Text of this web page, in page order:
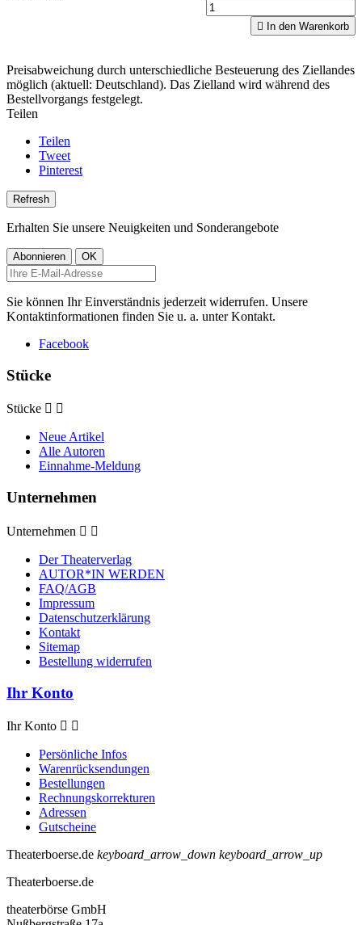
 In den Warenkorb
Preisabweichung durch unterschiedliche Besteuerung des Ziellandes
möglich (aktuell: Deutschland). Das Zielland wird während des
Bestellvorgangs festgelegt.
Teilen
Teilen
Tweet
Pinterest
Erhalten Sie unsere Neuigkeiten und Sonderangebote
Sie können Ihr Einverständnis jederzeit widerrufen. Unsere
Kontaktinformationen finden Sie u. a. unter Kontakt.
Facebook
Stücke
Stücke  
Neue Artikel
Alle Autoren
Einnahme-Meldung
Unternehmen
Unternehmen  
Der Theaterverlag
AUTOR*IN WERDEN
FAQ/AGB
Impressum
Datenschutzerklärung
Kontakt
Sitemap
Bestellung widerrufen
Ihr Konto
Ihr Konto  
Persönliche Infos
Warenrücksendungen
Bestellungen
Rechnungskorrekturen
Adressen
Gutscheine
Theaterboerse.de keyboard_arrow_down keyboard_arrow_up
Theaterboerse.de
theaterbörse GmbH